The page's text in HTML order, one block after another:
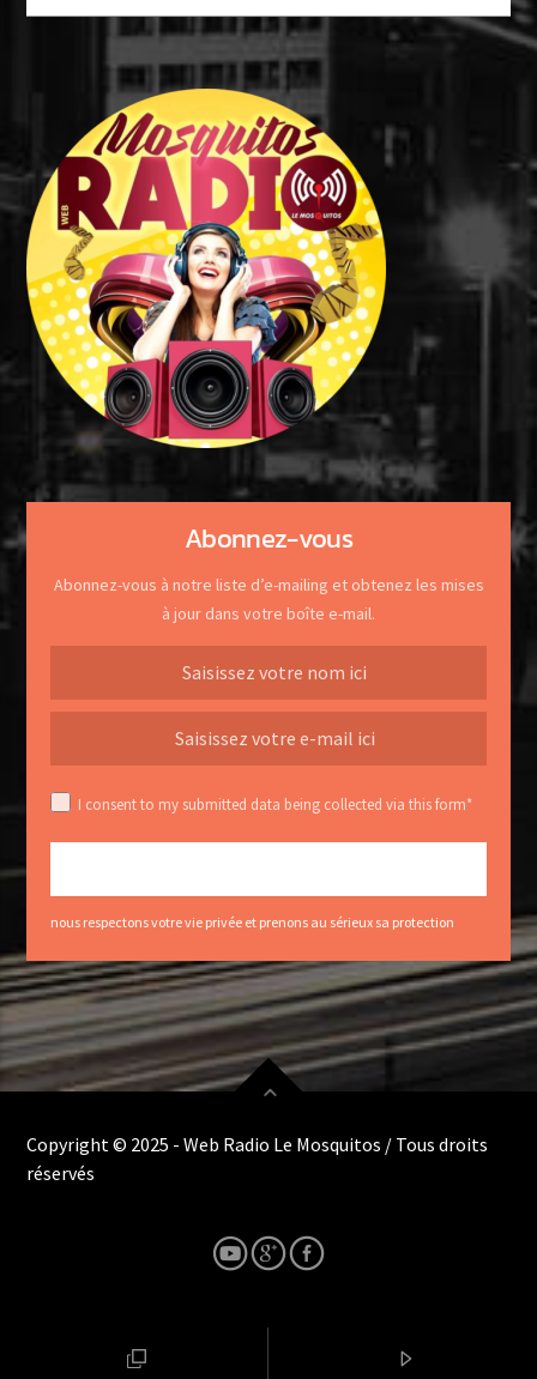
Abonnez-vous
Abonnez-vous à notre liste d’e-mailing et obtenez les mises
à jour dans votre boîte e-mail.
I consent to my submitted data being collected via this form*
nous respectons votre vie privée et prenons au sérieux sa protection
Copyright © 2025 - Web Radio Le Mosquitos / Tous droits
réservés